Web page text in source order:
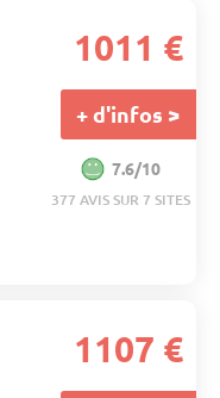
1011 €
+ d'infos >
7.6/10
377 AVIS SUR 7 SITES
1107 €